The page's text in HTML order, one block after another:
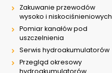
Zakuwanie przewodów
wysoko i niskociśnieniowych
Pomiar kanałów pod
uszczelnienia
Serwis hydroakumulatorów
Przegląd okresowy
hydroakumulatorów